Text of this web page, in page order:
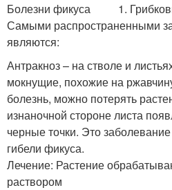
Болезни фикуса 1.
Самыми распространенными
являются:
Антракноз – на стволе и
мокнущие, похожие на
болезнь, можно потерять
изнаночной стороне листа
черные точки. Это
гибели фикуса.
Лечение: Растение
раствором